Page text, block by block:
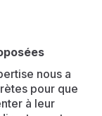
nous a
pour que
à leur